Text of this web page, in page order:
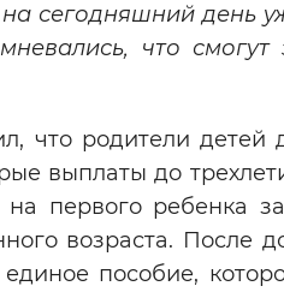
сегодняшний день
что
что родители
выплаты до
на первого ребенка
возраста. После
пособие,